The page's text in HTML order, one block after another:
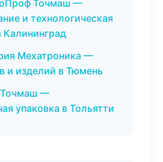
Точмаш —
и технологическая
Калининград
Мехатроника —
и изделий в Тюмень
—
упаковка в Тольятти